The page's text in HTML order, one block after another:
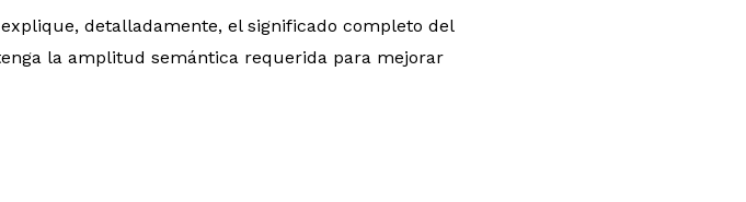
detalladamente, el significado completo del
la amplitud semántica requerida para mejorar